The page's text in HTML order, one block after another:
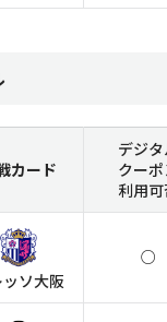
カード
デジ
クーポ
利用
ソ大阪
○